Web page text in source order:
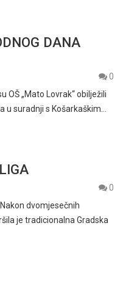
DANA
0
OŠ „Mato Lovrak“ obilježili
u suradnji s Košarkaškim…
0
Nakon dvomjesečnih
je tradicionalna Gradska